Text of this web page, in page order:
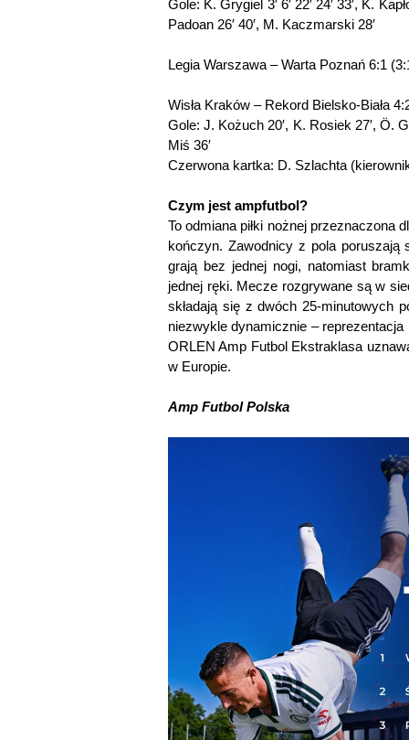
Gole: K. Grygiel 3′ 6′ 22′ 24′ 33′, K.
Padoan 26′ 40′, M. Kaczmarski 28′
Legia Warszawa – Warta Poznań 6:1
Wisła Kraków – Rekord Bielsko-Biała
Gole: J. Kożuch 20′, K. Rosiek 27′, Ö.
Miś 36′
Czerwona kartka: D. Szlachta
Czym jest ampfutbol?
To odmiana piłki nożnej przeznaczona
kończyn. Zawodnicy z pola
grają bez jednej nogi, natomiast
jednej ręki. Mecze rozgrywane są w
składają się z dwóch 25-minutowych
niezwykle dynamicznie –
ORLEN Amp Futbol Ekstraklasa
w Europie.
Amp Futbol Polska